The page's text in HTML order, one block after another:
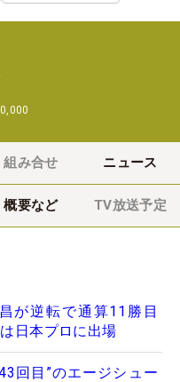
組み合せ ニュース
概要など TV放送予定
が逆転で通算11勝目
日本プロに出場
回目”のエージシュー